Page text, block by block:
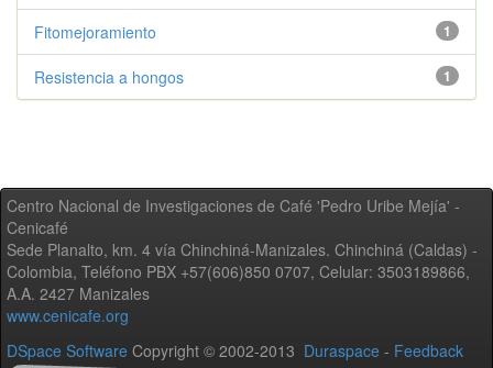
1
Fitomejoramiento
1
Resistencia a hongos
Centro Nacional de Investigaciones de Café 'Pedro Uribe Mejía' -
Cenicafé
Sede Planalto, km. 4 vía Chinchiná-Manizales. Chinchiná (Caldas) -
Colombia, Teléfono PBX +57(606)850 0707, Celular: 3503189866,
A.A. 2427 Manizales
www.cenicafe.org
DSpace Software Copyright © 2002-2013 Duraspace - Feedback